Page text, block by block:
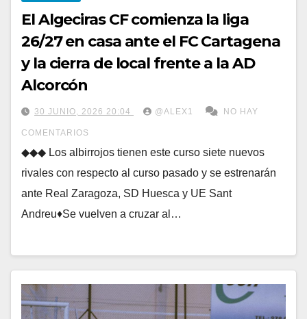
El Algeciras CF comienza la liga
26/27 en casa ante el FC Cartagena
y la cierra de local frente a la AD
Alcorcón
30 JUNIO, 2026 20:04 @ALEX1 NO HAY
COMENTARIOS
◆◆◆ Los albirrojos tienen este curso siete nuevos
rivales con respecto al curso pasado y se estrenarán
ante Real Zaragoza, SD Huesca y UE Sant
Andreu♦Se vuelven a cruzar al…